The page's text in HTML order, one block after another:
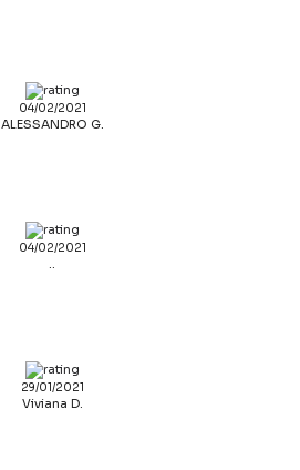
04/02/2021
ALESSANDRO G.
04/02/2021
..
29/01/2021
Viviana D.